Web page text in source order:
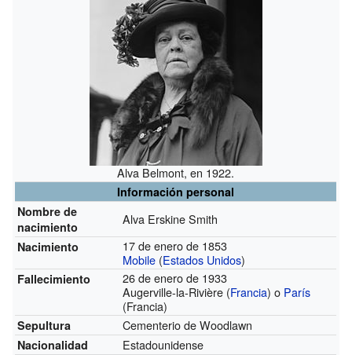
Alva Belmont, en 1922.
Información personal
Nombre de
nacimiento
Alva Erskine Smith
Nacimiento
17 de enero de 1853
Mobile (Estados Unidos)
Fallecimiento
26 de enero de 1933
Augerville-la-Rivière (Francia) o París
(Francia)
Sepultura Cementerio de Woodlawn
Nacionalidad Estadounidense